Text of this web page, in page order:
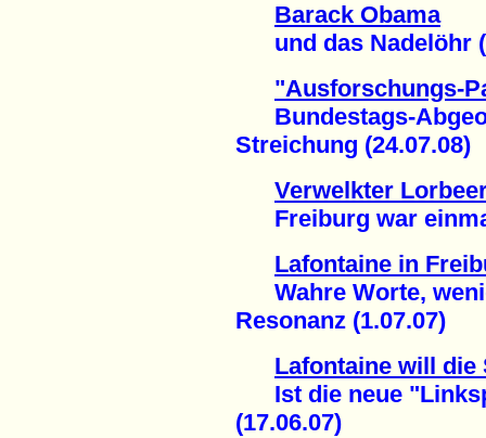
Barack Obama
und das Nadelöhr
"Ausforschungs-
Bundestags-
Streichung (24.07.08)
Verwelkter
Freiburg war
Lafontaine in
Wahre Worte,
Resonanz (1.07.07)
Lafontaine will die
Ist die neue
(17.06.07)